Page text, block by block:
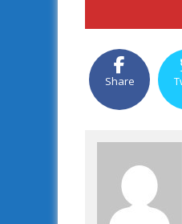
Share